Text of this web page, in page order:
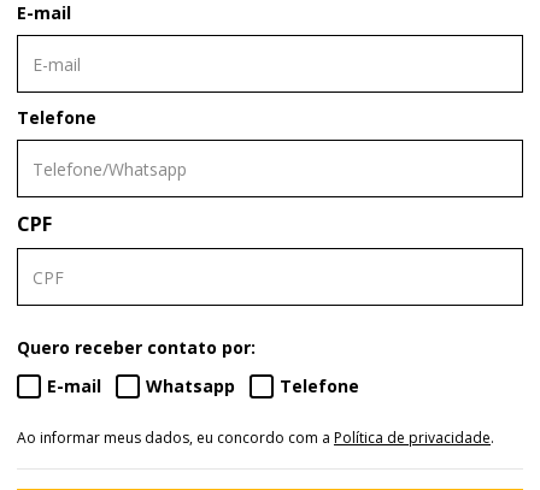
E-mail
Telefone
CPF
Quero receber contato por:
E-mail
Whatsapp Telefone
Ao informar meus dados, eu concordo com a Política de privacidade.